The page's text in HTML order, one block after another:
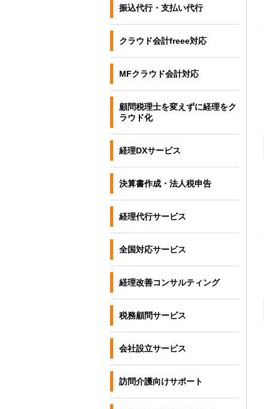
振込代行・支払い代行
クラウド会計freee対応
MFクラウド会計対応
顧問税理士を変えずに経理をク
ラウド化
経理DXサービス
決算書作成・法人税申告
経理代行サービス
全国対応サービス
経理改善コンサルティング
税務顧問サービス
会社設立サービス
訪問介護向けサポート